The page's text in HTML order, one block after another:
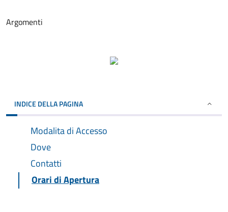
Argomenti
INDICE DELLA PAGINA
Modalita di Accesso
Dove
Contatti
Orari di Apertura